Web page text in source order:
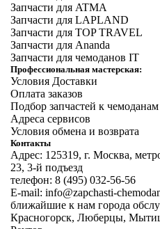
Запчасти для ATMA
Запчасти для LAPLAND
Запчасти для TOP TRAVEL
Запчасти для Ananda
Запчасти для чемоданов IT
Профессиональная мастерская:
Условия Доставки
Оплата заказов
Подбор запчастей к чемоданам
Адреса сервисов
Условия обмена и возврата
Контакты
Адрес: 125319, г. Москва,
23, 3-й подъезд
телефон: 8 (495) 032-56-56
E-mail: info@zapchasti-
ближайшие к нам города
Красногорск, Люберцы,